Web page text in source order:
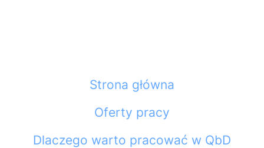
Strona główna
Oferty pracy
Dlaczego warto pracować w QbD